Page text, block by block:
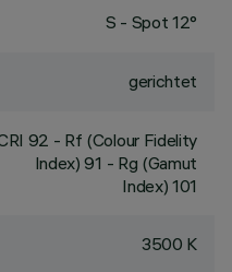
S - Spot 12°
gerichtet
92 - Rf (Colour Fidelity
Index) 91 - Rg (Gamut
Index) 101
3500 K